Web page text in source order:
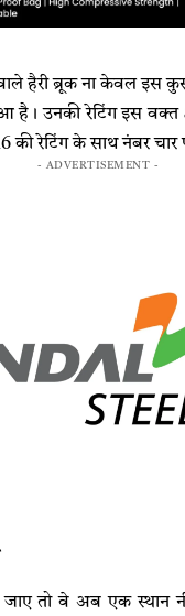
हैरी ब्रूक ना केवल इस
है। उनकी रेटिंग इस वक्त
की रेटिंग के साथ नंबर
- ADVERTISEMENT -
तो वे अब एक स्थान